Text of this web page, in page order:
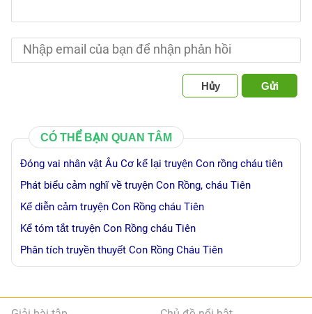
Hủy Gửi
CÓ THỂ BẠN QUAN TÂM
Đóng vai nhân vật Âu Cơ kể lại truyện Con rồng cháu tiên
Phát biểu cảm nghĩ về truyện Con Rồng, cháu Tiên
Kể diễn cảm truyện Con Rồng cháu Tiên
Kể tóm tắt truyện Con Rồng cháu Tiên
Phân tích truyền thuyết Con Rồng Cháu Tiên